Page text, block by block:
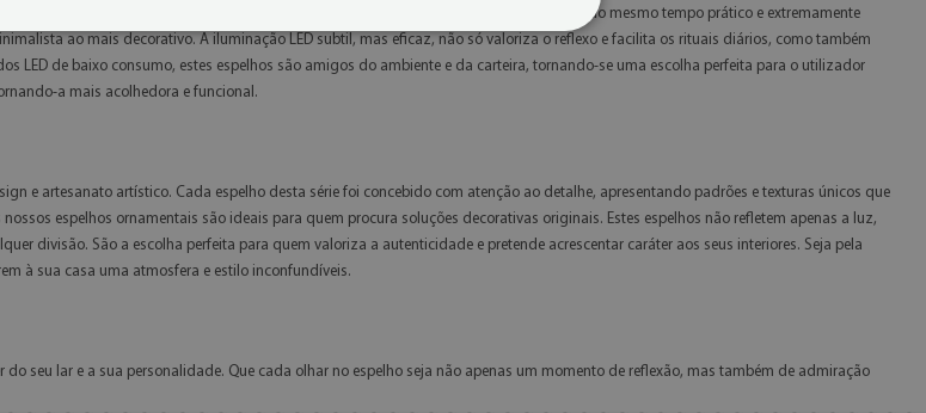
com um design elegante, criada para quem deseja trazer ao seu espaço um elemento ao mesmo tempo prático e extremamente
ao mais decorativo. A iluminação LED subtil, mas eficaz, não só valoriza o reflexo e facilita os rituais diários, como também
LED de baixo consumo, estes espelhos são amigos do ambiente e da carteira, tornando-se uma escolha perfeita para o utilizador
a mais acolhedora e funcional.
e artesanato artístico. Cada espelho desta série foi concebido com atenção ao detalhe, apresentando padrões e texturas únicos que
espelhos ornamentais são ideais para quem procura soluções decorativas originais. Estes espelhos não refletem apenas a luz,
divisão. São a escolha perfeita para quem valoriza a autenticidade e pretende acrescentar caráter aos seus interiores. Seja pela
à sua casa uma atmosfera e estilo inconfundíveis.
seu lar e a sua personalidade. Que cada olhar no espelho seja não apenas um momento de reflexão, mas também de admiração